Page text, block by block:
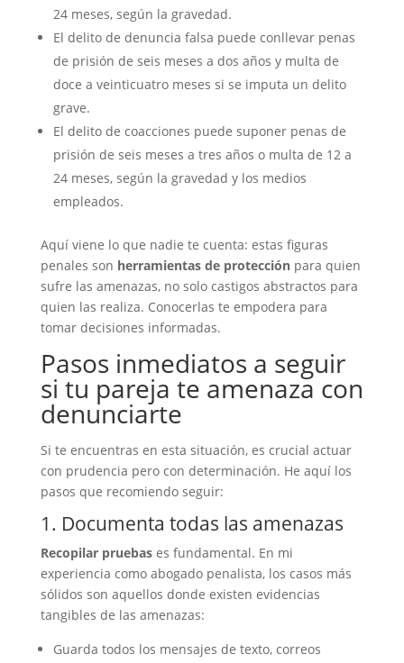
24 meses, según la gravedad.
El delito de denuncia falsa puede conllevar penas
de prisión de seis meses a dos años y multa de
doce a veinticuatro meses si se imputa un delito
grave.
El delito de coacciones puede suponer penas de
prisión de seis meses a tres años o multa de 12 a
24 meses, según la gravedad y los medios
empleados.
Aquí viene lo que nadie te cuenta: estas figuras
penales son herramientas de protecciónpara quien
sufre las amenazas, no solo castigos abstractos para
quien las realiza. Conocerlas te empodera para
tomar decisiones informadas.
Pasos inmediatos a seguir
si tu pareja te amenaza con
denunciarte
Si te encuentras en esta situación, es crucial actuar
con prudencia pero con determinación. He aquí los
pasos que recomiendo seguir:
1. Documenta todas las amenazas
Recopilar pruebases fundamental. En mi
experiencia como abogado penalista, los casos más
sólidos son aquellos donde existen evidencias
tangibles de las amenazas:
Guarda todos los mensajes de texto, correos